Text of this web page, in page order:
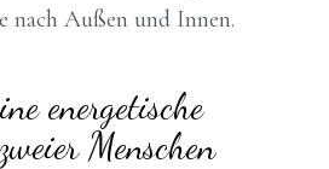
nach Außen und Innen.
energetische
Menschen